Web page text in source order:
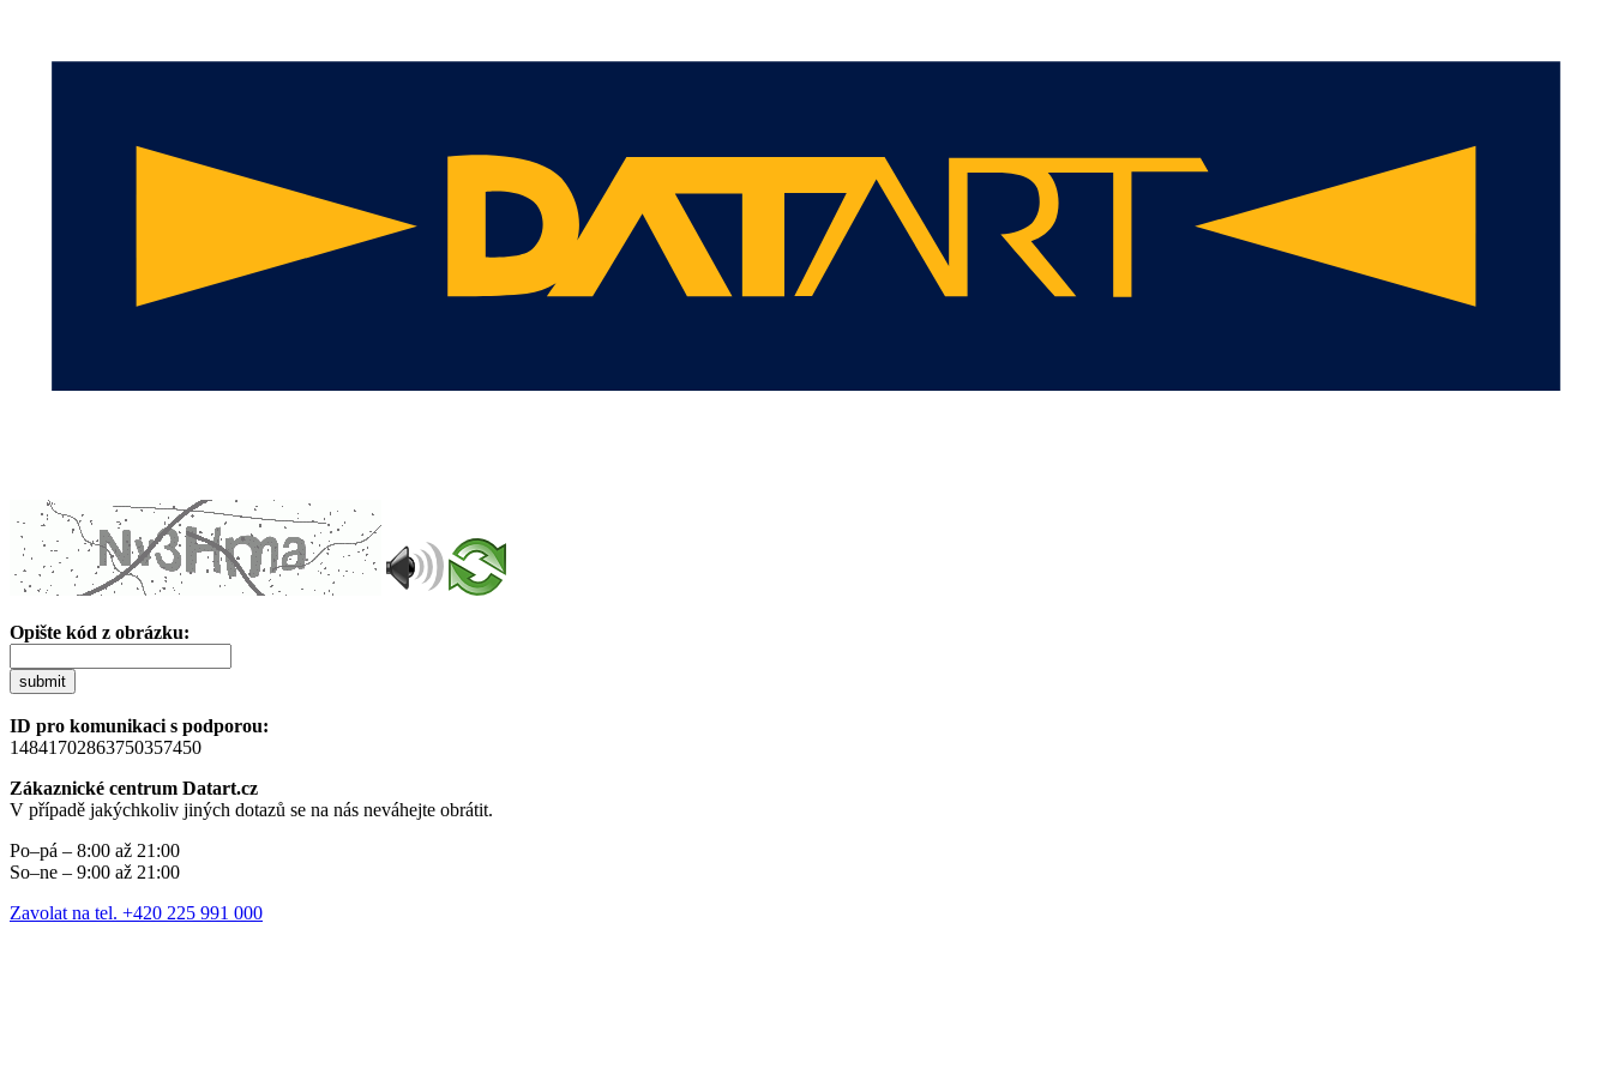
Opište kód z obrázku:
submit
ID pro komunikaci s podporou:
14841702863750357450
Zákaznické centrum Datart.cz
V případě jakýchkoliv jiných dotazů se na nás neváhejte obrátit.
Po–pá – 8:00 až 21:00
So–ne – 9:00 až 21:00
Zavolat na tel. +420 225 991 000